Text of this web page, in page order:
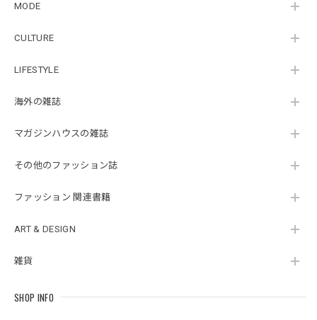
MODE
CULTURE
LIFESTYLE
海外の雑誌
マガジンハウスの雑誌
その他のファッション誌
ファッション 関連書籍
ART & DESIGN
雑貨
SHOP INFO